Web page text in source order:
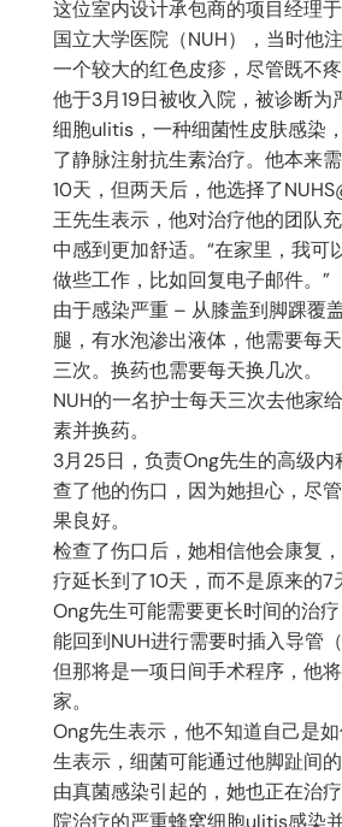
这位室内设计承包商的项目经理
国立大学医院（NUH），当时他
一个较大的红色皮疹，尽管既不疼
他于3月19日被收入院，被诊断为
细胞ulitis，一种细菌性皮肤感染
了静脉注射抗生素治疗。他本来
10天，但两天后，他选择了
王先生表示，他对治疗他的团队
中感到更加舒适。“在家里，我可
做些工作，比如回复电子邮件。”
由于感染严重 – 从膝盖到脚踝覆
腿，有水泡渗出液体，他需要每
三次。换药也需要每天换几次。
NUH的一名护士每天三次去他家
素并换药。
3月25日，负责Ong先生的高级内
查了他的伤口，因为她担心，尽
果良好。
检查了伤口后，她相信他会康复
疗延长到了10天，而不是原来的7
Ong先生可能需要更长时间的治
能回到NUH进行需要时插入导管
但那将是一项日间手术程序，他
家。
Ong先生表示，他不知道自己是
生表示，细菌可能通过他脚趾间
由真菌感染引起的，她也正在治
院治疗的严重蜂窝细胞ulitis感染